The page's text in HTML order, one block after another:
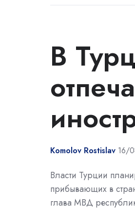
В
Komolov Rostislav 16/
Власти Турции
прибывающих в
глава МВД